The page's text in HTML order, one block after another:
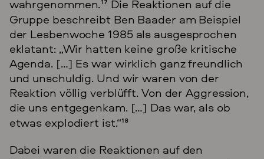
wahrgenommen.17 Die Reaktionen auf die
Gruppe beschreibt Ben Baader am Beispiel
der Lesbenwoche 1985 als ausgesprochen
eklatant: „Wir hatten keine große kritische
Agenda. […] Es war wirklich ganz freundlich
und unschuldig. Und wir waren von der
Reaktion völlig verblüfft. Von der Aggression,
die uns entgegenkam. […] Das war, als ob
etwas explodiert ist.“18
Dabei waren die Reaktionen auf den